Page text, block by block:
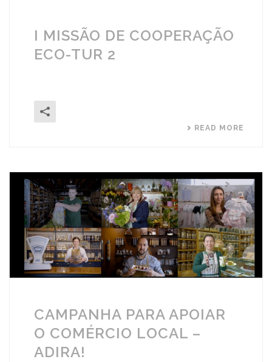
I MISSÃO DE COOPERAÇÃO
ECO-TUR 2
READ MORE
CAMPANHA PARA APOIAR
O COMÉRCIO LOCAL –
ADIRA!